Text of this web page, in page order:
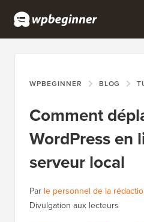
WPBEGINNER BLOG
Comment
WordPress en
serveur local
Par le personnel de la
Divulgation aux lecteurs